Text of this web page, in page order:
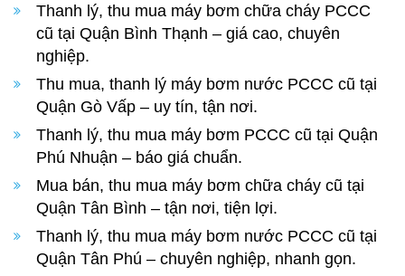
Thanh lý, thu mua máy bơm chữa cháy PCCC
cũ tại Quận Bình Thạnh – giá cao, chuyên
nghiệp.
Thu mua, thanh lý máy bơm nước PCCC cũ tại
Quận Gò Vấp – uy tín, tận nơi.
Thanh lý, thu mua máy bơm PCCC cũ tại Quận
Phú Nhuận – báo giá chuẩn.
Mua bán, thu mua máy bơm chữa cháy cũ tại
Quận Tân Bình – tận nơi, tiện lợi.
Thanh lý, thu mua máy bơm nước PCCC cũ tại
Quận Tân Phú – chuyên nghiệp, nhanh gọn.